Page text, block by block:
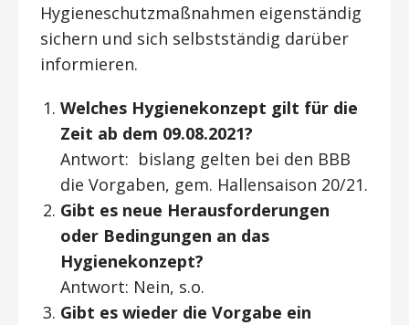
Hygieneschutzmaßnahmen eigenständig
sichern und sich selbstständig darüber
informieren.
Welches Hygienekonzept gilt für die
Zeit ab dem 09.08.2021?
Antwort: bislang gelten bei den BBB
die Vorgaben, gem. Hallensaison 20/21.
Gibt es neue Herausforderungen
oder Bedingungen an das
Hygienekonzept?
Antwort: Nein, s.o.
Gibt es wieder die Vorgabe ein